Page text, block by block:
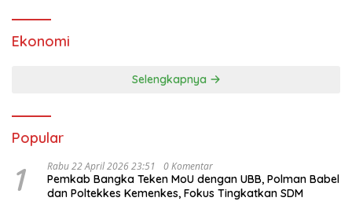
Ekonomi
Selengkapnya
Popular
1 Rabu 22 April 2026 23:51 0 Komentar
Pemkab Bangka Teken MoU dengan UBB, Polman Babel
dan Poltekkes Kemenkes, Fokus Tingkatkan SDM